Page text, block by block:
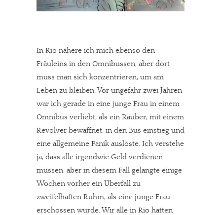
In Rio nähere ich mich ebenso den
Fräuleins in den Omnibussen, aber dort
muss man sich konzentrieren, um am
Leben zu bleiben. Vor ungefähr zwei Jahren
war ich gerade in eine junge Frau in einem
Omnibus verliebt, als ein Räuber, mit einem
Revolver bewaffnet, in den Bus einstieg und
eine allgemeine Panik auslöste. Ich verstehe
ja, dass alle irgendwie Geld verdienen
müssen, aber in diesem Fall gelangte einige
Wochen vorher ein Überfall zu
zweifelhaften Ruhm, als eine junge Frau
erschossen wurde. Wir alle in Rio hatten